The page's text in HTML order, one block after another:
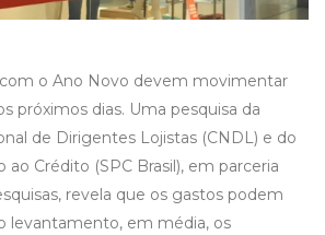
o Ano Novo devem movimentar
próximos dias. Uma pesquisa da
de Dirigentes Lojistas (CNDL) e do
ao Crédito (SPC Brasil), em parceria
revela que os gastos podem
levantamento, em média, os